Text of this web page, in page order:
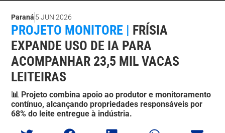
Paraná 5 JUN 2026
PROJETO MONITORE | FRÍSIA
EXPANDE USO DE IA PARA
ACOMPANHAR 23,5 MIL VACAS
LEITEIRAS
📊 Projeto combina apoio ao produtor e monitoramento
contínuo, alcançando propriedades responsáveis por
68% do leite entregue à indústria.